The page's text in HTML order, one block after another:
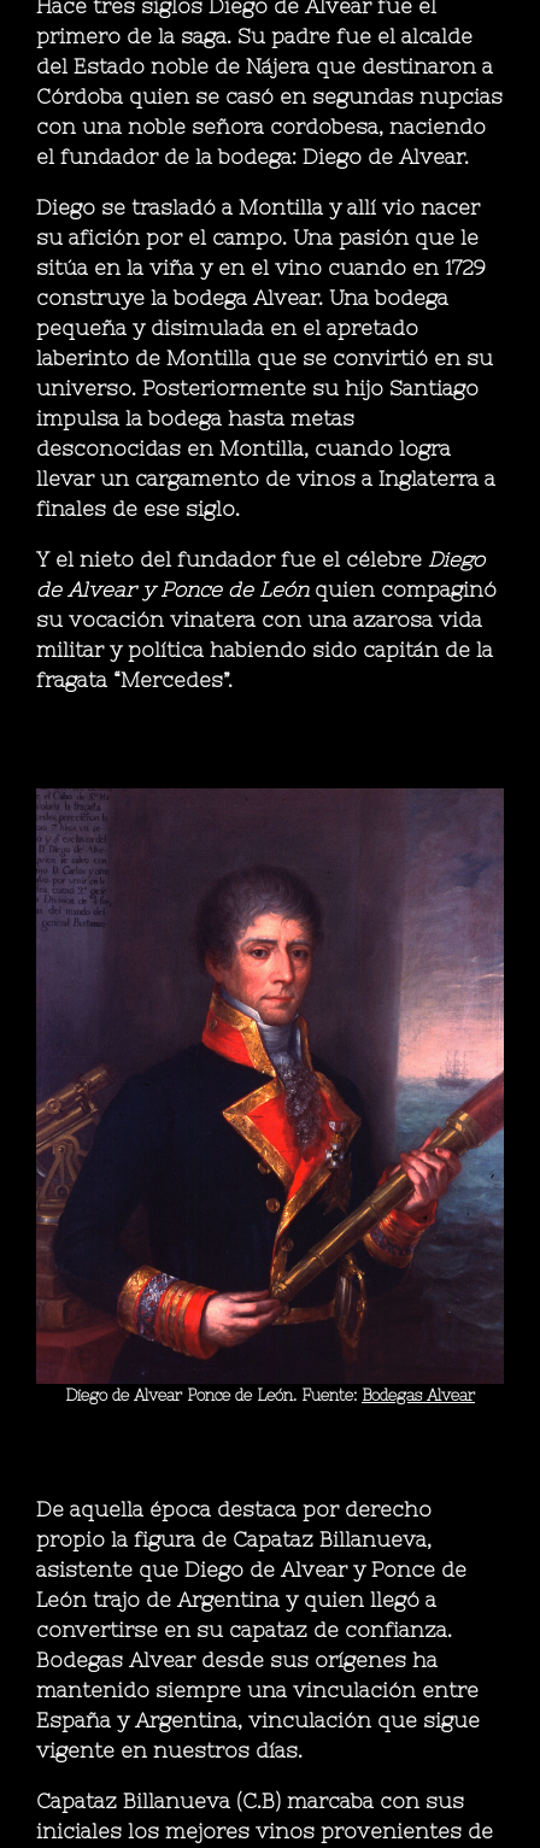
Hace tres siglos Diego de Alvear fue el
primero de la saga. Su padre fue el alcalde
del Estado noble de Nájera que destinaron a
Córdoba quien se casó en segundas nupcias
con una noble señora cordobesa, naciendo
el fundador de la bodega: Diego de Alvear.
Diego se trasladó a Montilla y allí vio nacer
su afición por el campo. Una pasión que le
sitúa en la viña y en el vino cuando en 1729
construye la bodega Alvear. Una bodega
pequeña y disimulada en el apretado
laberinto de Montilla que se convirtió en su
universo. Posteriormente su hijo Santiago
impulsa la bodega hasta metas
desconocidas en Montilla, cuando logra
llevar un cargamento de vinos a Inglaterra a
finales de ese siglo.
Y el nieto del fundador fue el célebre Diego
de Alvear y Ponce de Leónquien compaginó
su vocación vinatera con una azarosa vida
militar y política habiendo sido capitán de la
fragata “Mercedes”.
Diego de Alvear Ponce de León. Fuente: Bodegas Alvear
De aquella época destaca por derecho
propio la figura de Capataz Billanueva,
asistente que Diego de Alvear y Ponce de
León trajo de Argentina y quien llegó a
convertirse en su capataz de confianza.
Bodegas Alvear desde sus orígenes ha
mantenido siempre una vinculación entre
España y Argentina, vinculación que sigue
vigente en nuestros días.
Capataz Billanueva (C.B) marcaba con sus
iniciales los mejores vinos provenientes de